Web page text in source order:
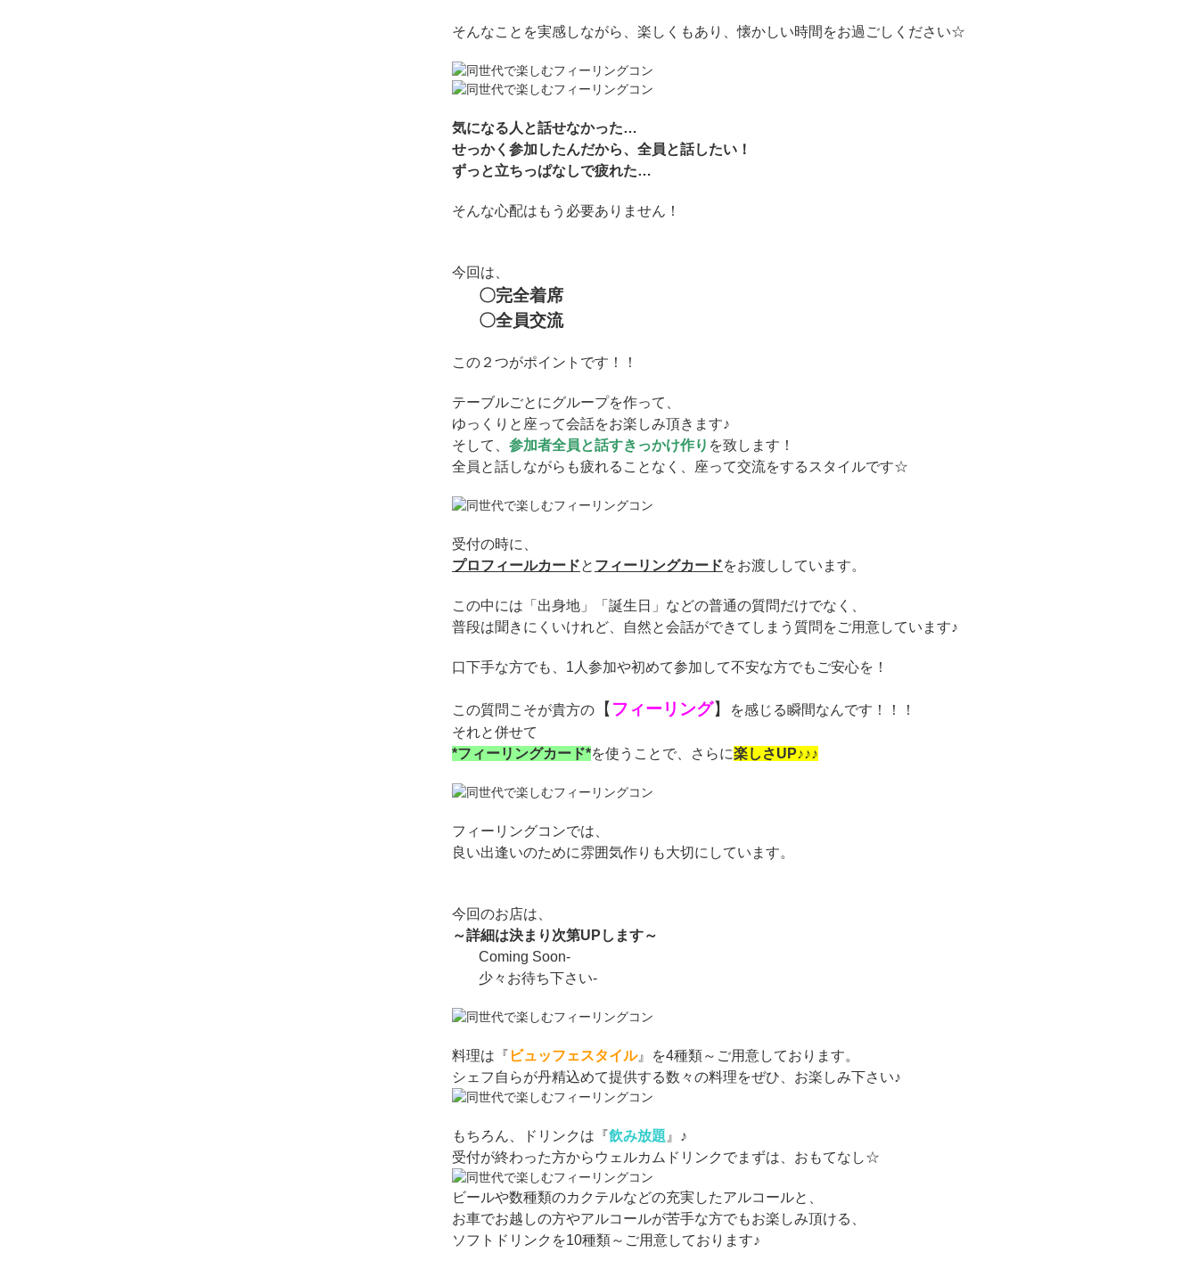
そんなことを実感しながら、楽しくもあり、懐かしい時間をお過ごしください☆
気になる人と話せなかった…
せっかく参加したんだから、全員と話したい！
ずっと立ちっぱなしで疲れた…
そんな心配はもう必要ありません！
今回は、
〇完全着席
〇全員交流
この２つがポイントです！！
テーブルごとにグループを作って、
ゆっくりと座って会話をお楽しみ頂きます♪
そして、 参加者全員と話すきっかけ作り を致します！
全員と話しながらも疲れることなく、座って交流をするスタイルです☆
受付の時に、
プロフィールカードと フィーリングカードをお渡ししています。
この中には「出身地」「誕生日」などの普通の質問だけでなく、
普段は聞きにくいけれど、自然と会話ができてしまう質問をご用意しています♪
口下手な方でも、1人参加や初めて参加して不安な方でもご安心を！
この質問こそが貴方の 【 フィーリング】
を感じる瞬間なんです！！！
それと併せて
*フィーリングカード*を使うことで、さらに楽しさUP♪♪♪
フィーリングコンでは、
良い出逢いのために雰囲気作りも大切にしています。
今回のお店は、
～詳細は決まり次第UPします～
Coming Soon-
少々お待ち下さい-
料理は『 ビュッフェスタイル』を4種類～ご用意しております。
シェフ自らが丹精込めて提供する数々の料理をぜひ、お楽しみ下さい♪
もちろん、ドリンクは『飲み放題 』♪
受付が終わった方からウェルカムドリンクでまずは、おもてなし☆
ビールや数種類のカクテルなどの充実したアルコールと、
お車でお越しの方やアルコールが苦手な方でもお楽しみ頂ける、
ソフトドリンクを10種類～ご用意しております♪